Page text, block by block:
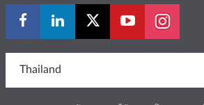
Thailand